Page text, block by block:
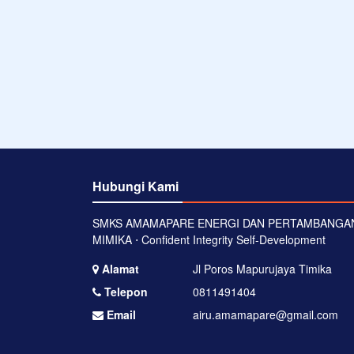
Hubungi Kami
SMKS AMAMAPARE ENERGI DAN
MIMIKA ⋅ Confident Integrity Self-Development
Alamat
Jl Poros Mapurujaya Timika
Telepon
0811491404
Email
airu.amamapare@gmail.com